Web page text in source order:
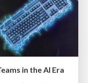
in the AI Era